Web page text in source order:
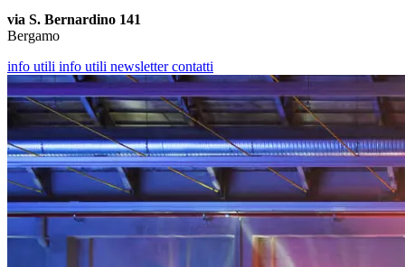
via S. Bernardino 141
Bergamo
info utili info utili newslettercontatti